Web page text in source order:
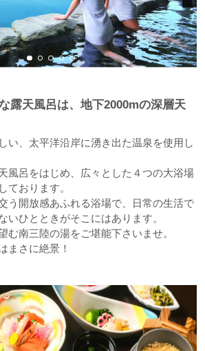
露天風呂は、地下2000mの深層天
い、太平洋沿岸に湧き出た温泉を使用し
風呂をはじめ、広々とした４つの大浴場
ております。
う開放感あふれる浴場で、日常の生活で
いひとときがそこにはあります。
む南三陸の湯をご堪能下さいませ。
まさに絶景！